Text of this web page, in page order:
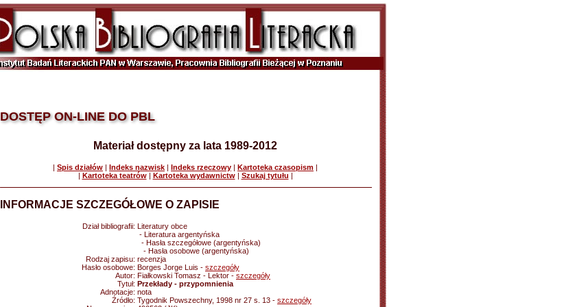
DOSTĘP ON-LINE DO PBL
Materiał dostępny za lata 1989-2012
| Spis działów | Indeks nazwisk | Indeks rzeczowy | Kartoteka czasopism |
| Kartoteka teatrów| Kartoteka wydawnictw| Szukaj tytułu |
INFORMACJE SZCZEGÓŁOWE O ZAPISIE
Dział bibliografii: Literatury obce
- Literatura argentyńska
- Hasła szczegółowe (argentyńska)
- Hasła osobowe (argentyńska)
Rodzaj zapisu: recenzja
Hasło osobowe: Borges Jorge Luis - szczegóły
Autor: Fiałkowski Tomasz - Lektor - szczegóły
Tytuł: Przekłady - przypomnienia
Adnotacje: nota
Źródło: Tygodnik Powszechny, 1998 nr 27 s. 13 - szczegóły